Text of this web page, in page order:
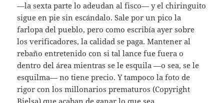
—la sexta parte lo adeudan al fisco— y el chiringuito
sigue en pie sin escándalo. Sale por un pico la
farlopa del pueblo, pero como escribía ayer sobre
los verificadores, la calidad se paga. Mantener al
rebaño entretenido con si tal lance fue fuera o
dentro del área mientras se le esquila —o sea, se le
esquilma— no tiene precio. Y tampoco la foto de
rigor con los millonarios prematuros (Copyright